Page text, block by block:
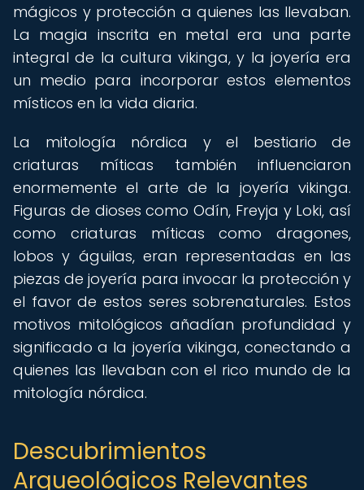
mágicos y protección a quienes las llevaban.
La magia inscrita en metal era una parte
integral de la cultura vikinga, y la joyería era
un medio para incorporar estos elementos
místicos en la vida diaria.
La mitología nórdica y el bestiario de
criaturas míticas también influenciaron
enormemente el arte de la joyería vikinga.
Figuras de dioses como Odín, Freyja y Loki, así
como criaturas míticas como dragones,
lobos y águilas, eran representadas en las
piezas de joyería para invocar la protección y
el favor de estos seres sobrenaturales. Estos
motivos mitológicos añadían profundidad y
significado a la joyería vikinga, conectando a
quienes las llevaban con el rico mundo de la
mitología nórdica.
Descubrimientos
Arqueológicos Relevantes